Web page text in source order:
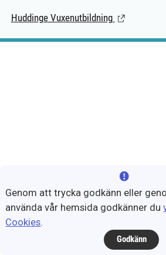
Huddinge Vuxenutbildning (Länk till
Genom att trycka godkänn eller
använda vår hemsida godkänner du
Cookies.
Godkänn